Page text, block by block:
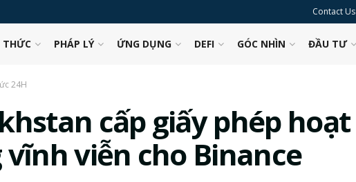
Contact Us
THỨC PHÁP LÝ ỨNG DỤNG DEFI GÓC NHÌN ĐẦU TƯ
24H
cấp giấy phép hoạt
viễn cho Binance